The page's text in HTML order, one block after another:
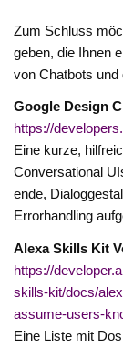
Zum Schluss
geben, die Ihnen
von Chatbots und
Google Design
https://
Eine kurze,
Conversational
ende,
Errorhandling
Alexa Skills Kit
https://
skills-kit/docs/
assume-users-
Eine Liste mit